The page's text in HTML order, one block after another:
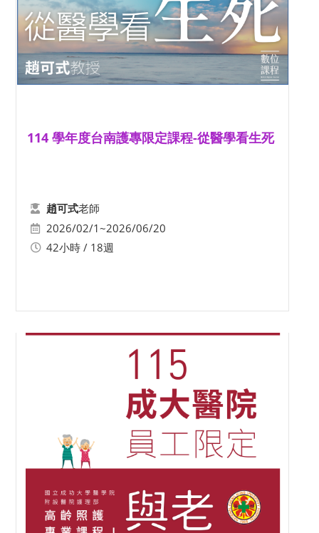
114 學年度台南護專限定課程-從醫學看生死
趙可式老師
2026/02/1~2026/06/20
42小時 / 18週